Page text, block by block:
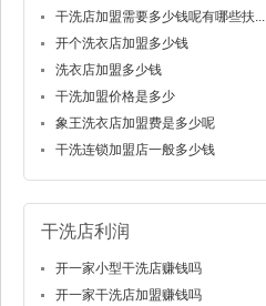
干洗店加盟需要多少钱呢有哪些扶...
开个洗衣店加盟多少钱
洗衣店加盟多少钱
干洗加盟价格是多少
象王洗衣店加盟费是多少呢
干洗连锁加盟店一般多少钱
干洗店利润
开一家小型干洗店赚钱吗
开一家干洗店加盟赚钱吗